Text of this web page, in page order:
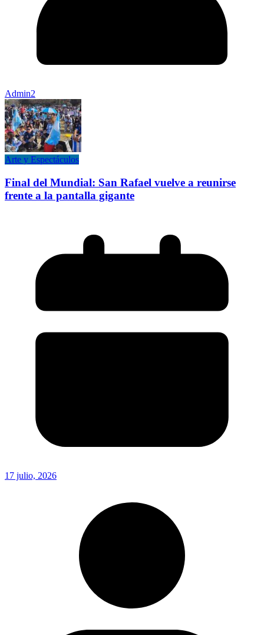
Admin2
Arte y Espectáculos
Final del Mundial: San Rafael vuelve a reunirse
frente a la pantalla gigante
17 julio, 2026